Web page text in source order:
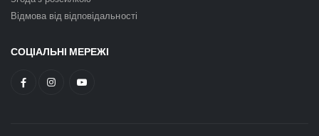
Відмова від відповідальності
СОЦІАЛЬНІ МЕРЕЖІ